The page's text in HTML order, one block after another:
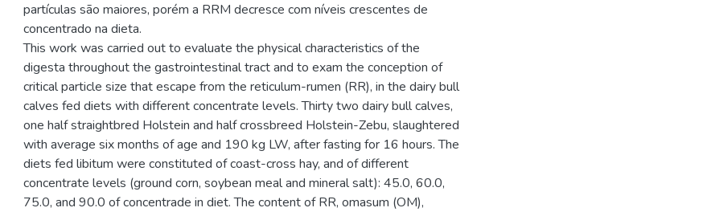
partículas são maiores, porém a RRM decresce com níveis crescentes de
concentrado na dieta.
This work was carried out to evaluate the physical characteristics of the
digesta throughout the gastrointestinal tract and to exam the conception of
critical particle size that escape from the reticulum-rumen (RR), in the dairy bull
calves fed diets with different concentrate levels. Thirty two dairy bull calves,
one half straightbred Holstein and half crossbreed Holstein-Zebu, slaughtered
with average six months of age and 190 kg LW, after fasting for 16 hours. The
diets fed libitum were constituted of coast-cross hay, and of different
concentrate levels (ground corn, soybean meal and mineral salt): 45.0, 60.0,
75.0, and 90.0 of concentrade in diet. The content of RR, omasum (OM),